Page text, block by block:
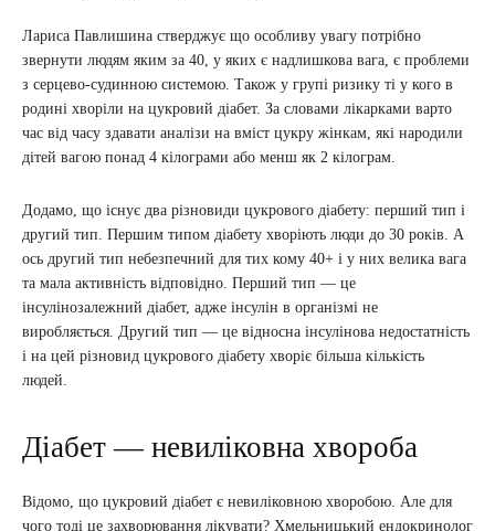
Лариса Павлишина стверджує що особливу увагу потрібно
звернути людям яким за 40, у яких є надлишкова вага, є проблеми
з серцево-судинною системою. Також у групі ризику ті у кого в
родині хворіли на цукровий діабет. За словами лікарками варто
час від часу здавати аналізи на вміст цукру жінкам, які народили
дітей вагою понад 4 кілограми або менш як 2 кілограм.
Додамо, що існує два різновиди цукрового діабету: перший тип і
другий тип. Першим типом діабету хворіють люди до 30 років. А
ось другий тип небезпечний для тих кому 40+ і у них велика вага
та мала активність відповідно. Перший тип — це
інсулінозалежний діабет, адже інсулін в організмі не
виробляється. Другий тип — це відносна інсулінова недостатність
і на цей різновид цукрового діабету хворіє більша кількість
людей.
Діабет — невиліковна хвороба
Відомо, що цукровий діабет є невиліковною хворобою. Але для
чого тоді це захворювання лікувати? Хмельницький ендокринолог